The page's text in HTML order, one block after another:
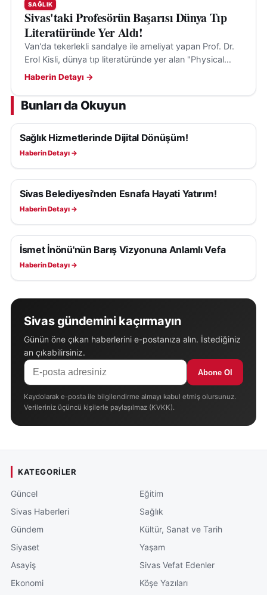
SAĞLIK
Sivas'taki Profesörün Başarısı Dünya Tıp
Literatüründe Yer Aldı!
Van'da tekerlekli sandalye ile ameliyat yapan Prof. Dr.
Erol Kisli, dünya tıp literatüründe yer alan "Physical
Limits" çalışmasıyla dikkat çekti.
Haberin Detayı →
Bunları da Okuyun
SAĞLIK
Sağlık Hizmetlerinde Dijital Dönüşüm!
Haberin Detayı →
SAĞLIK
Sivas Belediyesi'nden Esnafa Hayati Yatırım!
Haberin Detayı →
SAĞLIK
İsmet İnönü'nün Barış Vizyonuna Anlamlı Vefa
Haberin Detayı →
Sivas gündemini kaçırmayın
Günün öne çıkan haberlerini e-postanıza alın. İstediğiniz
an çıkabilirsiniz.
Abone Ol
Kaydolarak e-posta ile bilgilendirme almayı kabul etmiş olursunuz.
Verileriniz üçüncü kişilerle paylaşılmaz (KVKK).
KATEGORILER
Güncel
Sivas Haberleri
Gündem
Siyaset
Asayiş
Ekonomi
Eğitim
Sağlık
Kültür, Sanat ve Tarih
Yaşam
Sivas Vefat Edenler
Köşe Yazıları